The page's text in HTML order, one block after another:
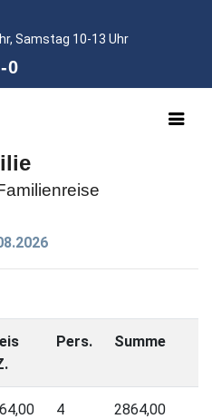
Samstag 10-13 Uhr
0
Pers. Summe
4
2864,00